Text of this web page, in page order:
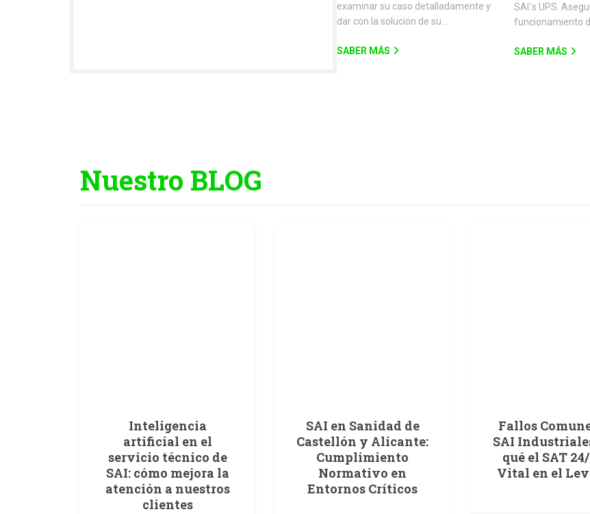
examinar su caso detalladamente y
dar con la solución de su…
SABER MÁS
SAI´s UPS.
funcionamiento
SABER MÁS
Nuestro BLOG
Inteligencia
artificial en el
servicio técnico de
SAI: cómo mejora la
atención a nuestros
clientes
SAI en Sanidad de
Castellón y Alicante:
Cumplimiento
Normativo en
Entornos Críticos
Fallos
SAI
qué el SAT
Vital en el